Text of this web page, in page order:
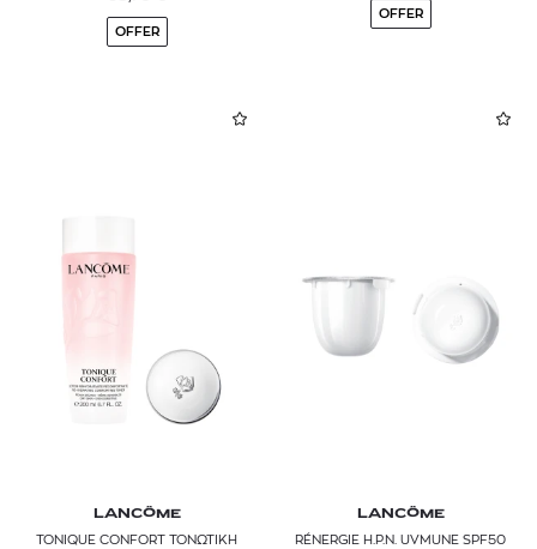
OFFER
OFFER
LANCÔME
TONIQUE CONFORT ΤΟΝΩΤΙΚΗ
LANCÔME
RÉNERGIE H.P.N. UVMUNE SPF50